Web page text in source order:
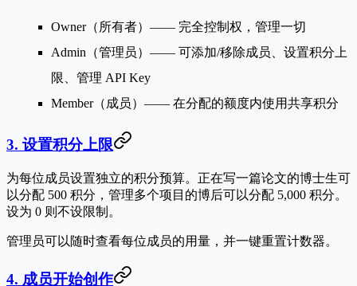
Owner（所有者） —— 完全控制权，管理一切
Admin（管理员） —— 可添加/移除成员、设置积分上
限、管理 API Key
Member（成员） —— 在分配的额度内使用共享积分
3. 设置积分上限
为每位成员设置独立的积分预算。正在写一篇论文的博士生可
以分配 500 积分，管理多个项目的博后可以分配 5,000 积分。
设为 0 则不设限制。
管理员可以随时查看每位成员的用量，并一键重置计数器。
4. 成员开始创作